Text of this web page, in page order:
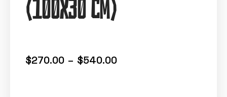
(100X30 cm)
$270.00 – $540.00